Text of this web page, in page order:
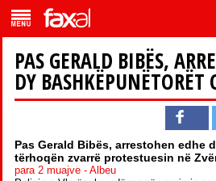
PAS GERALD BIBËS,
DY BASHKËPUNËTORËT
Pas Gerald Bibës, arrestohen edhe
tërhoqën zvarrë protestuesin në
para 2 muajve - Albeu